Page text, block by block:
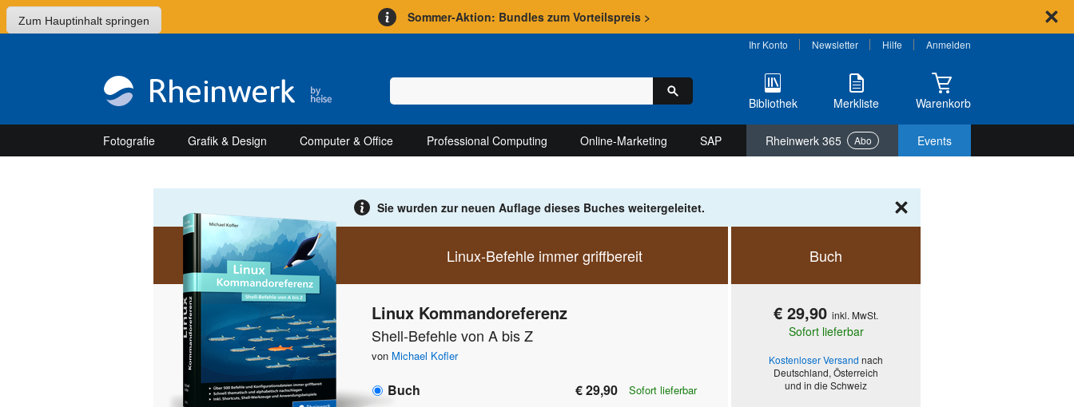
Zum Hauptinhalt springen Sommer-Aktion: Bundles zum Vorteilspreis >
Ihr Konto Newsletter Hilfe Anmelden
Bibliothek Merkliste Warenkorb
Fotografie Grafik & Design Computer & Office Professional Computing Online-Marketing SAP Rheinwerk 365 Abo Events
Sie wurden zur neuen Auflage dieses Buches weitergeleitet.
Linux-Befehle immer griffbereit
Linux Kommandoreferenz
Shell-Befehle von A bis Z
von Michael Kofler
Buch € 29,90 Sofort lieferbar
Buch
€ 29,90 inkl. MwSt.
Sofort lieferbar
Kostenloser Versand nach
Deutschland, Österreich
und in die Schweiz